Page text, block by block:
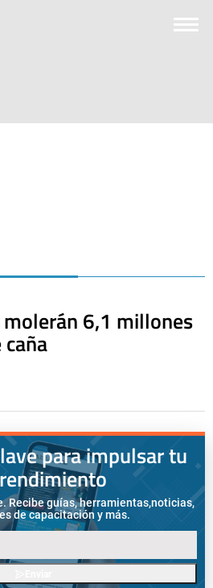
6,1 millones
para impulsar tu
Recibe guías, herramientas,noticias,
de capacitación y más.